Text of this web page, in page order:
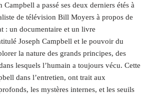
a passé ses deux derniers étés à
de télévision Bill Moyers à propos de
: un documentaire et un livre
Joseph Campbell et le pouvoir du
la nature des grands principes, des
lesquels l’humain a toujours vécu. Cette
dans l’entretien, ont trait aux
les mystères internes, et les seuils